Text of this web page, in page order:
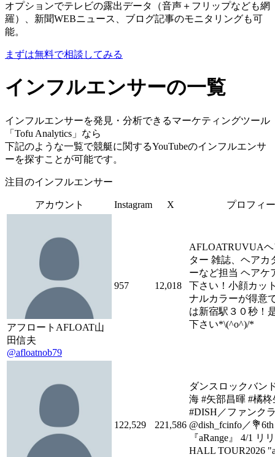
オプションでテレビの露出データ（音声＋フリップなども網
羅）、新聞WEBニュース、ブログ記事のモニタリングも可
能。
まずは無料で相談してみる
インフルエンサーの一覧
インフルエンサーを発見・分析できるマーケティングツール
「Tofu Analytics」なら
下記のような一覧で競艇に関するYouTubeのインフルエンサ
ーを探すことが可能です。
注目のインフルエンサー
アカウント Instagram X プロフィ
アフロートAFLOAT山
田信夫
@afloatnob79
957 12,018
AFLOATRUVUA
ター 雑誌、ヘアカ
ーなど担当 ヘアケ
下さい！小顔カッ
ナルカラーが得意
は新宿駅３０秒！
下さい*\(^o^)/*
122,529 221,586
ダンスロックバン
海 #矢部昌暉 #橘
#DISH／ファンク
@dish_fcinfo／
『aRange』 4/1 リ
HALL TOUR2026